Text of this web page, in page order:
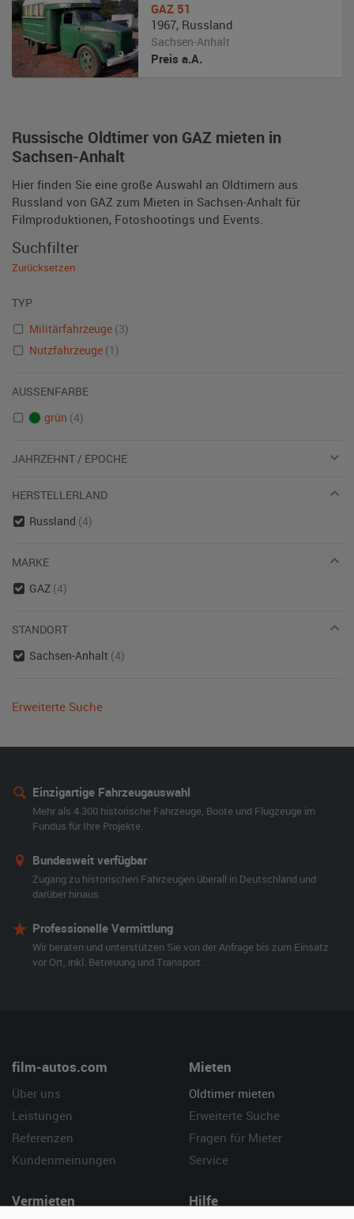
Russische Oldtimer von GAZ mieten in
Sachsen-Anhalt
Hier finden Sie eine große Auswahl an Oldtimern aus
Russland von GAZ zum Mieten in Sachsen-Anhalt für
Filmproduktionen, Fotoshootings und Events.
GAZ 51
1967, Russland
Sachsen-Anhalt
Preis a.A.
Suchfilter
Zurücksetzen
TYP
Militärfahrzeuge (3)
Nutzfahrzeuge (1)
AUSSENFARBE
grün (4)
JAHRZEHNT / EPOCHE
HERSTELLERLAND
Russland (4)
MARKE
GAZ (4)
STANDORT
Sachsen-Anhalt (4)
Erweiterte Suche
Einzigartige Fahrzeugauswahl
Mehr als 4.300 historische Fahrzeuge, Boote und Flugzeuge im
Fundus für Ihre Projekte.
Bundesweit verfügbar
Zugang zu historischen Fahrzeugen überall in Deutschland und
darüber hinaus.
Professionelle Vermittlung
Wir beraten und unterstützen Sie von der Anfrage bis zum Einsatz
vor Ort, inkl. Betreuung und Transport.
film-autos.com
Über uns
Leistungen
Referenzen
Kundenmeinungen
Mieten
Oldtimer mieten
Erweiterte Suche
Fragen für Mieter
Service
Vermieten Hilfe